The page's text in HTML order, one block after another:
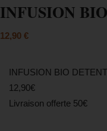
INFUSION
12,90 €
INFUSION BIO
12,90€
Livraison offerte 50€